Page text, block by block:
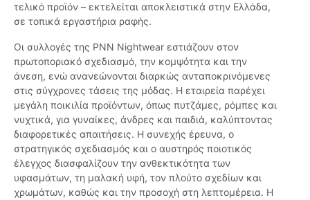
τελικό προϊόν – εκτελείται αποκλειστικά στην Ελλάδα,
σε τοπικά εργαστήρια ραφής.
Οι συλλογές της PNN Nightwear εστιάζουν στον
πρωτοποριακό σχεδιασμό, την κομψότητα και την
άνεση, ενώ ανανεώνονται διαρκώς ανταποκρινόμενες
στις σύγχρονες τάσεις της μόδας. Η εταιρεία παρέχει
μεγάλη ποικιλία προϊόντων, όπως πυτζάμες, ρόμπες και
νυχτικά, για γυναίκες, άνδρες και παιδιά, καλύπτοντας
διαφορετικές απαιτήσεις. Η συνεχής έρευνα, ο
στρατηγικός σχεδιασμός και ο αυστηρός ποιοτικός
έλεγχος διασφαλίζουν την ανθεκτικότητα των
υφασμάτων, τη μαλακή υφή, τον πλούτο σχεδίων και
χρωμάτων, καθώς και την προσοχή στη λεπτομέρεια. Η